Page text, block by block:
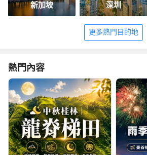
新加坡 深圳
更多熱門目的地
熱門內容